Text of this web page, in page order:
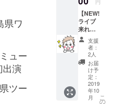
県ワ
ュー
出演
ツー
※出版記
念ライ
ブ詳細
10月13
日(日)
@新宿
Gyoen-
Rosso-
198
Open
12:30 /
Start
13:00(
お礼の
メール
もお送
り致し
ます。
※出版記
念ライ
ブ詳細
10月13
日(日)
@新宿
Gyoen-
Rosso-
【NEW!
ライブ
来れな
い方
へ】 プ
ロジェ
クト限
定特典
り！！
・CD付
き絵本
支援
者：
2人
お届
け予
定：
2019
年10
月
こ
の